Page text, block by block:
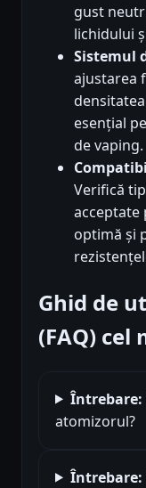
gust
lichidului
Sistemul
ajustarea
esențial
de vaping.
Verifică
acceptate
optimă și
Ghid de
(FAQ)
Întrebare:
atomizorul?
Întrebare: